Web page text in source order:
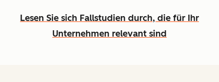
Lesen Sie sich Fallstudien durch, die für Ihr
Unternehmen relevant sind